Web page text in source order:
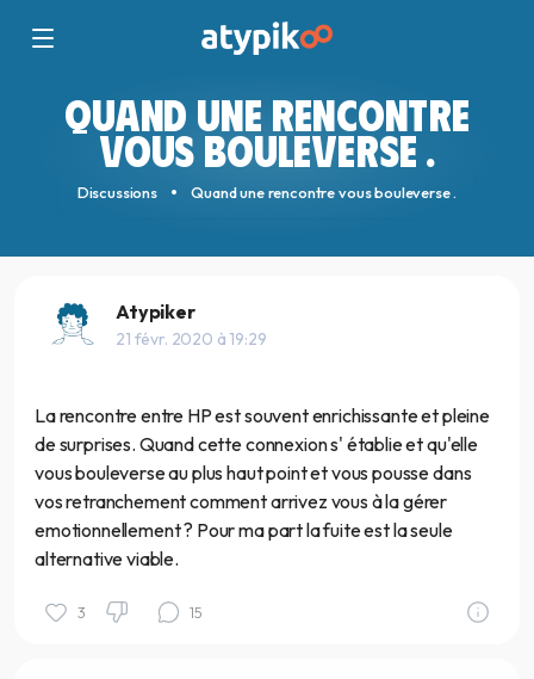
QUAND UNE RENCONTRE
VOUS BOULEVERSE .
Discussions Quand une rencontre vous bouleverse .
Atypiker
21 févr. 2020 à 19:29
La rencontre entre HP est souvent enrichissante et pleine
de surprises. Quand cette connexion s' établie et qu'elle
vous bouleverse au plus haut point et vous pousse dans
vos retranchement comment arrivez vous à la gérer
emotionnellement ? Pour ma part la fuite est la seule
alternative viable.
3 15